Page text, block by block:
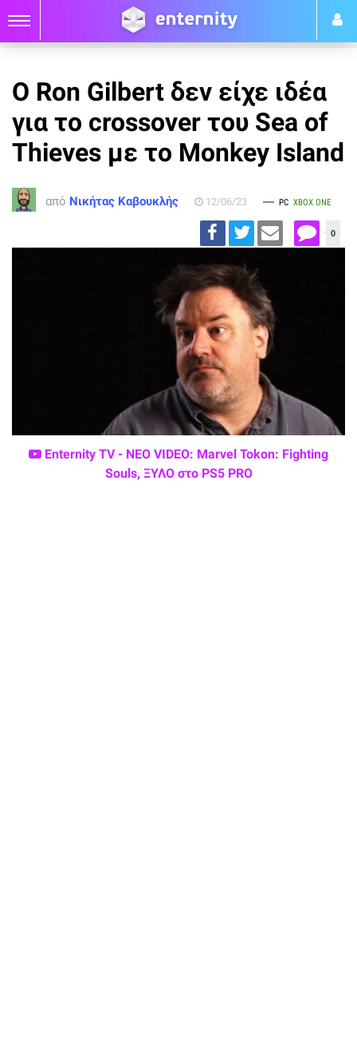
O Ron Gilbert δεν είχε ιδέα
για το crossover του Sea of
Thieves με το Monkey Island
από Νικήτας Καβουκλής 12/06/23 PC XBOX ONE
0
Enternity TV - ΝΕΟ VIDEO: Marvel Tokon: Fighting
Souls, ΞΥΛΟ στο PS5 PRO